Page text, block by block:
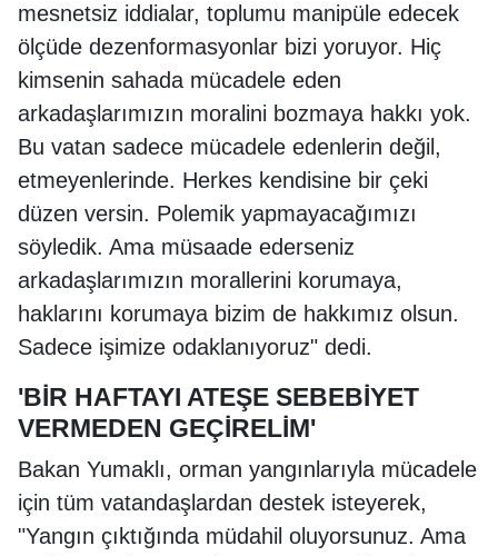
mesnetsiz iddialar, toplumu manipüle edecek
ölçüde dezenformasyonlar bizi yoruyor. Hiç
kimsenin sahada mücadele eden
arkadaşlarımızın moralini bozmaya hakkı yok.
Bu vatan sadece mücadele edenlerin değil,
etmeyenlerinde. Herkes kendisine bir çeki
düzen versin. Polemik yapmayacağımızı
söyledik. Ama müsaade ederseniz
arkadaşlarımızın morallerini korumaya,
haklarını korumaya bizim de hakkımız olsun.
Sadece işimize odaklanıyoruz" dedi.
'BİR HAFTAYI ATEŞE SEBEBİYET
VERMEDEN GEÇİRELİM'
Bakan Yumaklı, orman yangınlarıyla mücadele
için tüm vatandaşlardan destek isteyerek,
"Yangın çıktığında müdahil oluyorsunuz. Ama